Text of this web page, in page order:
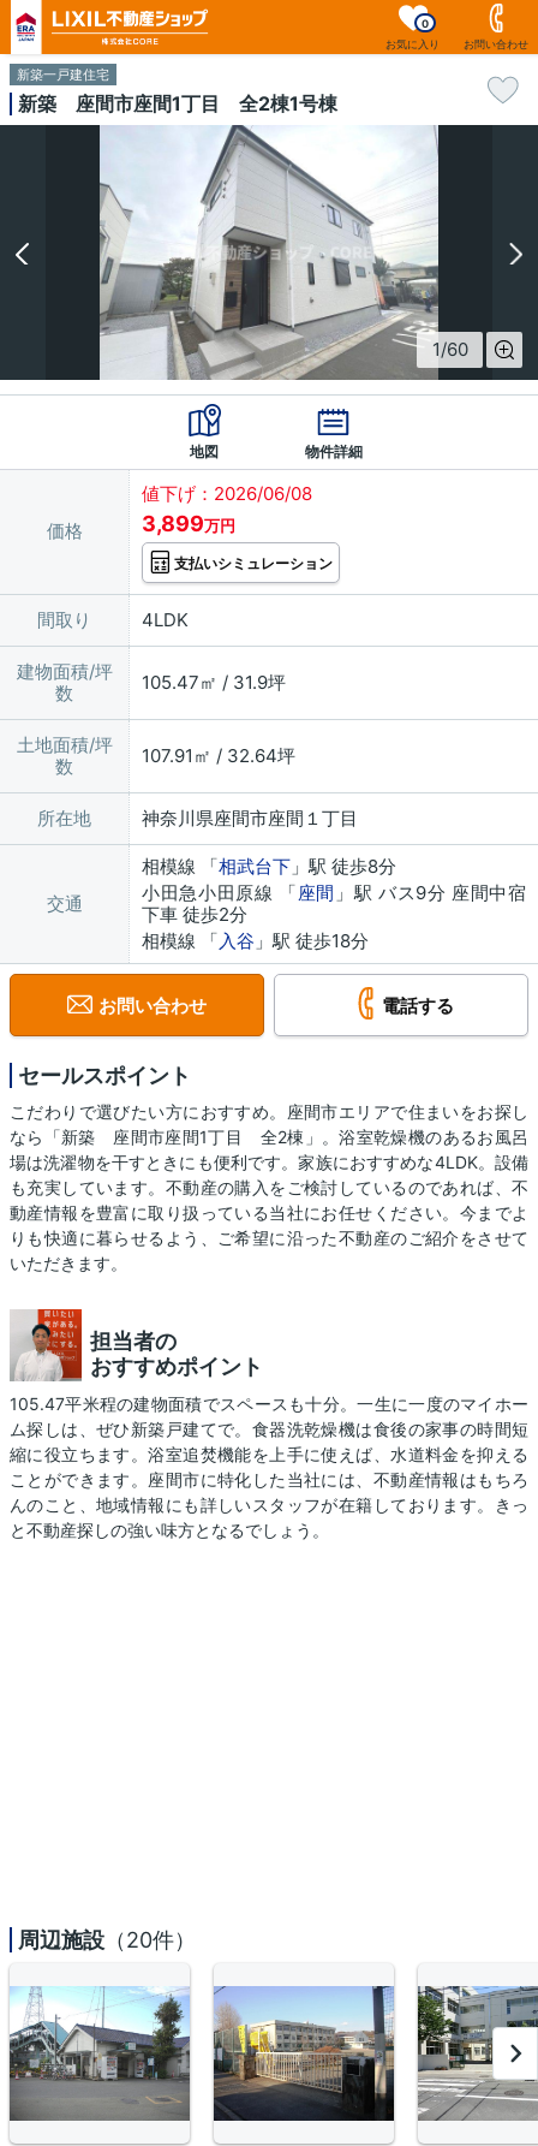
お気に入り
0
お問い合わせ
新築一戸建住宅
新築 座間市座間1丁目 全2棟1号棟
1/60
地図 物件詳細
価格
値下げ：2026/06/08
3,899万円
支払いシミュレーション
間取り 4LDK
建物面積/坪
数
105.47㎡ / 31.9坪
土地面積/坪
数
107.91㎡ / 32.64坪
所在地 神奈川県座間市座間１丁目
交通
相模線 「相武台下 」駅 徒歩8分
小田急小田原線 「座間 」駅 バス9分 座間中宿
下車 徒歩2分
相模線 「入谷 」駅 徒歩18分
お問い合わせ 電話する
セールスポイント
こだわりで選びたい方におすすめ。座間市エリアで住まいをお探し
なら「新築 座間市座間1丁目 全2棟」。浴室乾燥機のあるお風呂
場は洗濯物を干すときにも便利です。家族におすすめな4LDK。設備
も充実しています。不動産の購入をご検討しているのであれば、不
動産情報を豊富に取り扱っている当社にお任せください。今までよ
りも快適に暮らせるよう、ご希望に沿った不動産のご紹介をさせて
いただきます。
担当者の
おすすめポイント
105.47平米程の建物面積でスペースも十分。一生に一度のマイホー
ム探しは、ぜひ新築戸建てで。食器洗乾燥機は食後の家事の時間短
縮に役立ちます。浴室追焚機能を上手に使えば、水道料金を抑える
ことができます。座間市に特化した当社には、不動産情報はもちろ
んのこと、地域情報にも詳しいスタッフが在籍しております。きっ
と不動産探しの強い味方となるでしょう。
周辺施設 （20件）